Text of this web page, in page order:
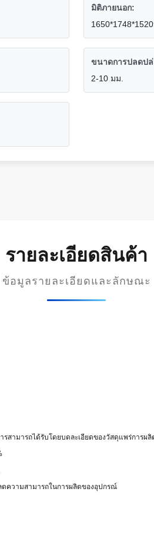
มิติภายนอก:
ขนาดการปลดป
2-10 มม.
รายละเอียดสินค้า
ข้อมูลรายละเอียดและลักษณะ
สามารถได้รับโดยบดละเอียดของวัสดุแพร่การ
ความสามารถในการผลิตของอุปกรณ์